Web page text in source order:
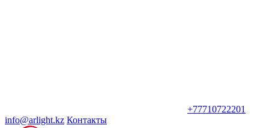
+77710722201
info@arlight.kz Контакты